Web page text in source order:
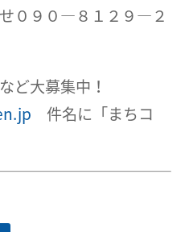
０９０―８１２９―２
ど大募集中！
件名に「まちコ